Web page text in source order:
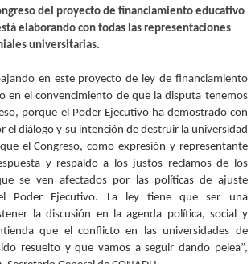
del proyecto de financiamiento educativo
elaborando con todas las representaciones
universitarias.
en este proyecto de ley de financiamiento
en el convencimiento de que la disputa tenemos
porque el Poder Ejecutivo ha demostrado con
el diálogo y su intención de destruir la universidad
el Congreso, como expresión y representante
y respaldo a los justos reclamos de los
se ven afectados por las políticas de ajuste
Poder Ejecutivo. La ley tiene que ser una
la discusión en la agenda política, social y
que el conflicto en las universidades de
resuelto y que vamos a seguir dando pelea”,